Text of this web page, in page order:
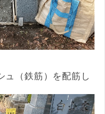
（鉄筋）を配筋し